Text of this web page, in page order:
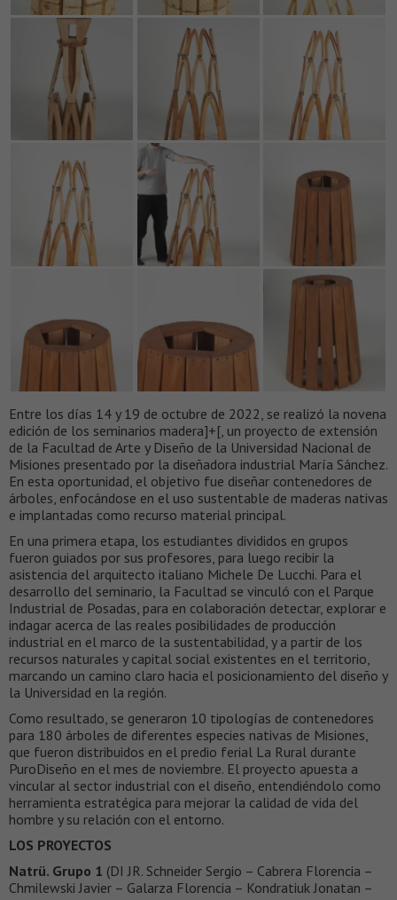
Entre los días 14 y 19 de octubre de 2022, se realizó la novena
edición de los seminarios madera]+[, un proyecto de extensión
de la Facultad de Arte y Diseño de la Universidad Nacional de
Misiones presentado por la diseñadora industrial María Sánchez.
En esta oportunidad, el objetivo fue diseñar contenedores de
árboles, enfocándose en el uso sustentable de maderas nativas
e implantadas como recurso material principal.
En una primera etapa, los estudiantes divididos en grupos
fueron guiados por sus profesores, para luego recibir la
asistencia del arquitecto italiano Michele De Lucchi. Para el
desarrollo del seminario, la Facultad se vinculó con el Parque
Industrial de Posadas, para en colaboración detectar, explorar e
indagar acerca de las reales posibilidades de producción
industrial en el marco de la sustentabilidad, y a partir de los
recursos naturales y capital social existentes en el territorio,
marcando un camino claro hacia el posicionamiento del diseño y
la Universidad en la región.
Como resultado, se generaron 10 tipologías de contenedores
para 180 árboles de diferentes especies nativas de Misiones,
que fueron distribuidos en el predio ferial La Rural durante
PuroDiseño en el mes de noviembre. El proyecto apuesta a
vincular al sector industrial con el diseño, entendiéndolo como
herramienta estratégica para mejorar la calidad de vida del
hombre y su relación con el entorno.
LOS PROYECTOS
Natrü. Grupo 1 (DI JR. Schneider Sergio – Cabrera Florencia –
Chmilewski Javier – Galarza Florencia – Kondratiuk Jonatan –